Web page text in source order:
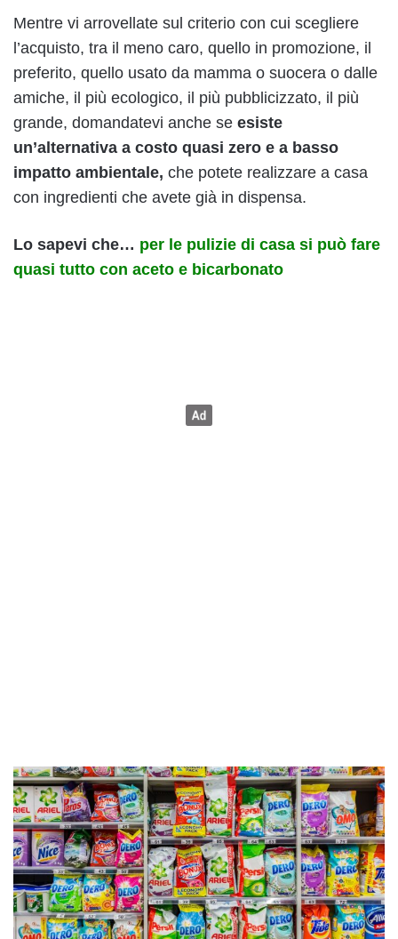
Mentre vi arrovellate sul criterio con cui scegliere
l’acquisto, tra il meno caro, quello in promozione, il
preferito, quello usato da mamma o suocera o dalle
amiche, il più ecologico, il più pubblicizzato, il più
grande, domandatevi anche se esiste
un’alternativa a costo quasi zero e a basso
impatto ambientale, che potete realizzare a casa
con ingredienti che avete già in dispensa.
Lo sapevi che… per le pulizie di casa si può fare
quasi tutto con aceto e bicarbonato